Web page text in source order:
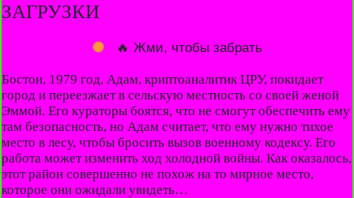
ЗАГРУЗКИ
🔥 Жми, чтобы забрать
Бостон, 1979 год, Адам, криптоаналитик ЦРУ, покидает
город и переезжает в сельскую местность со своей женой
Эммой. Его кураторы боятся, что не смогут обеспечить ему
там безопасность, но Адам считает, что ему нужно тихое
место в лесу, чтобы бросить вызов военному кодексу. Его
работа может изменить ход холодной войны. Как оказалось,
этот район совершенно не похож на то мирное место,
которое они ожидали увидеть…